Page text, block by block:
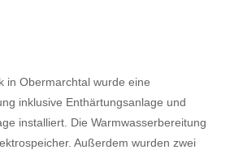
in Obermarchtal wurde eine
inklusive Enthärtungsanlage und
installiert. Die Warmwasserbereitung
Außerdem wurden zwei